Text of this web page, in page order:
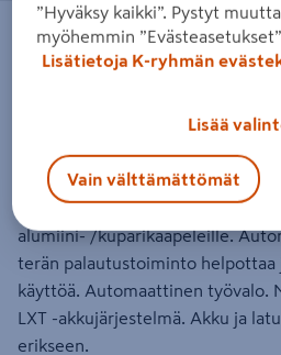
MAKITA
Järeä kaapelileikkuri DTC102ZK
alumiini- /kuparikaapeleille.
terän palautustoiminto helpottaa
käyttöä. Automaattinen työvalo.
LXT -akkujärjestelmä. Akku ja
erikseen.
”Hyväksy kaikki”. Pystyt
myöhemmin
Lisätietoja K-ryhmän
Lisää
Vain välttämättömät